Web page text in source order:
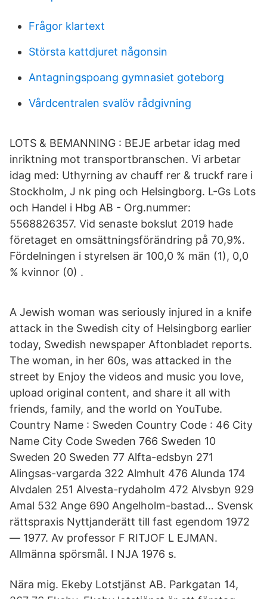
Frågor klartext
Största kattdjuret någonsin
Antagningspoang gymnasiet goteborg
Vårdcentralen svalöv rådgivning
LOTS & BEMANNING : BEJE arbetar idag med
inriktning mot transportbranschen. Vi arbetar
idag med: Uthyrning av chauff rer & truckf rare i
Stockholm, J nk ping och Helsingborg. L-Gs Lots
och Handel i Hbg AB - Org.nummer:
5568826357. Vid senaste bokslut 2019 hade
företaget en omsättningsförändring på 70,9%.
Fördelningen i styrelsen är 100,0 % män (1), 0,0
% kvinnor (0) .
A Jewish woman was seriously injured in a knife
attack in the Swedish city of Helsingborg earlier
today, Swedish newspaper Aftonbladet reports.
The woman, in her 60s, was attacked in the
street by Enjoy the videos and music you love,
upload original content, and share it all with
friends, family, and the world on YouTube.
Country Name : Sweden Country Code : 46 City
Name City Code Sweden 766 Sweden 10
Sweden 20 Sweden 77 Alfta-edsbyn 271
Alingsas-vargarda 322 Almhult 476 Alunda 174
Alvdalen 251 Alvesta-rydaholm 472 Alvsbyn 929
Amal 532 Ange 690 Angelholm-bastad… Svensk
rättspraxis Nyttjanderätt till fast egendom 1972
— 1977. Av professor F RITJOF L EJMAN.
Allmänna spörsmål. I NJA 1976 s.
Nära mig. Ekeby Lotstjänst AB. Parkgatan 14,